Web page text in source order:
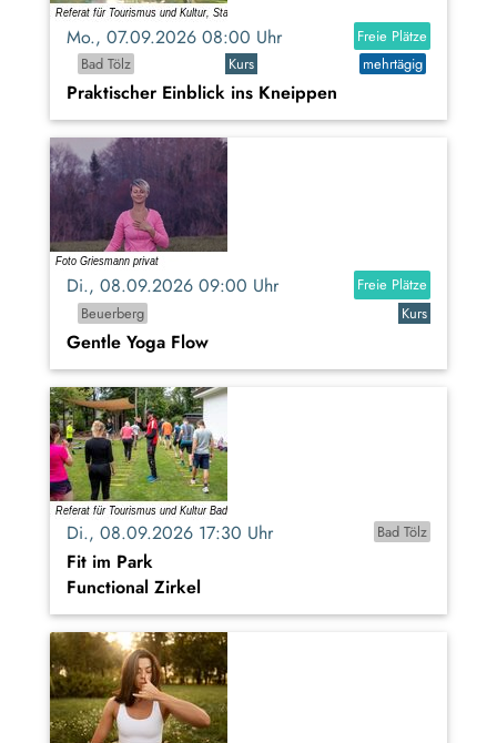
Mo., 07.09.2026 08:00 Uhr
Freie Plätze
Bad Tölz
Kurs mehrtägig
Praktischer Einblick ins Kneippen
Di., 08.09.2026 09:00 Uhr
Freie Plätze
Beuerberg
Kurs
Gentle Yoga Flow
Di., 08.09.2026 17:30 Uhr Bad Tölz
Fit im Park
Functional Zirkel